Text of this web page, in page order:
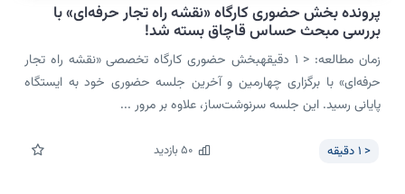
پرونده بخش حضوری کارگاه «نقشه راه تجار حرفه‌ای» با
بررسی مبحث حساس قاچاق بسته شد!
زمان مطالعه: < 1 دقیقهبخش حضوری کارگاه تخصصی «نقشه راه تجار
حرفه‌ای» با برگزاری چهارمین و آخرین جلسه حضوری خود به ایستگاه
پایانی رسید. این جلسه سرنوشت‌ساز، علاوه بر مرور ...
< 1 دقیقه 50بازدید